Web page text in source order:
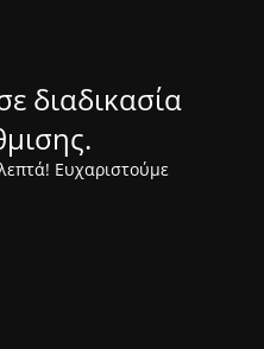
διαδικασία
Ευχαριστούμε